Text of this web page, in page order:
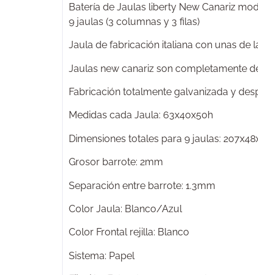
Batería de Jaulas liberty New Canariz
9 jaulas (3 columnas y 3 filas)
Jaula de fabricación italiana con unas
Jaulas new canariz son completamente
Fabricación totalmente galvanizada y
Medidas cada Jaula: 63x40x50h
Dimensiones totales para 9 jaulas:
Grosor barrote: 2mm
Separación entre barrote: 1.3mm
Color Jaula: Blanco/Azul
Color Frontal rejilla: Blanco
Sistema: Papel